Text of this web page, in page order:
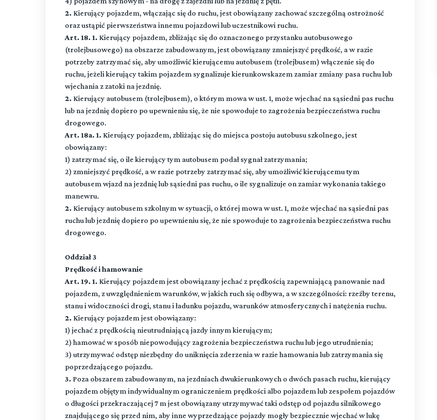
2. Kierujący pojazdem, włączając się do ruchu, jest obowiązany zachować szczególną ostrożność
oraz ustąpić pierwszeństwa innemu pojazdowi lub uczestnikowi ruchu.
Art. 18. 1. Kierujący pojazdem, zbliżając się do oznaczonego przystanku autobusowego
(trolejbusowego) na obszarze zabudowanym, jest obowiązany zmniejszyć prędkość, a w razie
potrzeby zatrzymać się, aby umożliwić kierującemu autobusem (trolejbusem) włączenie się do
ruchu, jeżeli kierujący takim pojazdem sygnalizuje kierunkowskazem zamiar zmiany pasa ruchu lub
wjechania z zatoki na jezdnię.
2. Kierujący autobusem (trolejbusem), o którym mowa w ust. 1, może wjechać na sąsiedni pas ruchu
lub na jezdnię dopiero po upewnieniu się, że nie spowoduje to zagrożenia bezpieczeństwa ruchu
drogowego.
Art. 18a. 1. Kierujący pojazdem, zbliżając się do miejsca postoju autobusu szkolnego, jest
obowiązany:
1) zatrzymać się, o ile kierujący tym autobusem podał sygnał zatrzymania;
2) zmniejszyć prędkość, a w razie potrzeby zatrzymać się, aby umożliwić kierującemu tym
autobusem wjazd na jezdnię lub sąsiedni pas ruchu, o ile sygnalizuje on zamiar wykonania takiego
manewru.
2. Kierujący autobusem szkolnym w sytuacji, o której mowa w ust. 1, może wjechać na sąsiedni pas
ruchu lub jezdnię dopiero po upewnieniu się, że nie spowoduje to zagrożenia bezpieczeństwa ruchu
drogowego.
Oddział 3
Prędkość i hamowanie
Art. 19. 1. Kierujący pojazdem jest obowiązany jechać z prędkością zapewniającą panowanie nad
pojazdem, z uwzględnieniem warunków, w jakich ruch się odbywa, a w szczególności: rzeźby terenu,
stanu i widoczności drogi, stanu i ładunku pojazdu, warunków atmosferycznych i natężenia ruchu.
2. Kierujący pojazdem jest obowiązany:
1) jechać z prędkością nieutrudniającą jazdy innym kierującym;
2) hamować w sposób niepowodujący zagrożenia bezpieczeństwa ruchu lub jego utrudnienia;
3) utrzymywać odstęp niezbędny do uniknięcia zderzenia w razie hamowania lub zatrzymania się
poprzedzającego pojazdu.
3. Poza obszarem zabudowanym, na jezdniach dwukierunkowych o dwóch pasach ruchu, kierujący
pojazdem objętym indywidualnym ograniczeniem prędkości albo pojazdem lub zespołem pojazdów
o długości przekraczającej 7 m jest obowiązany utrzymywać taki odstęp od pojazdu silnikowego
znajdującego się przed nim, aby inne wyprzedzające pojazdy mogły bezpiecznie wjechać w lukę